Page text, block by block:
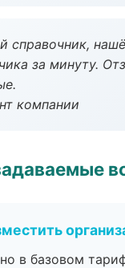
справочник,
за минуту.
компании
в базовом